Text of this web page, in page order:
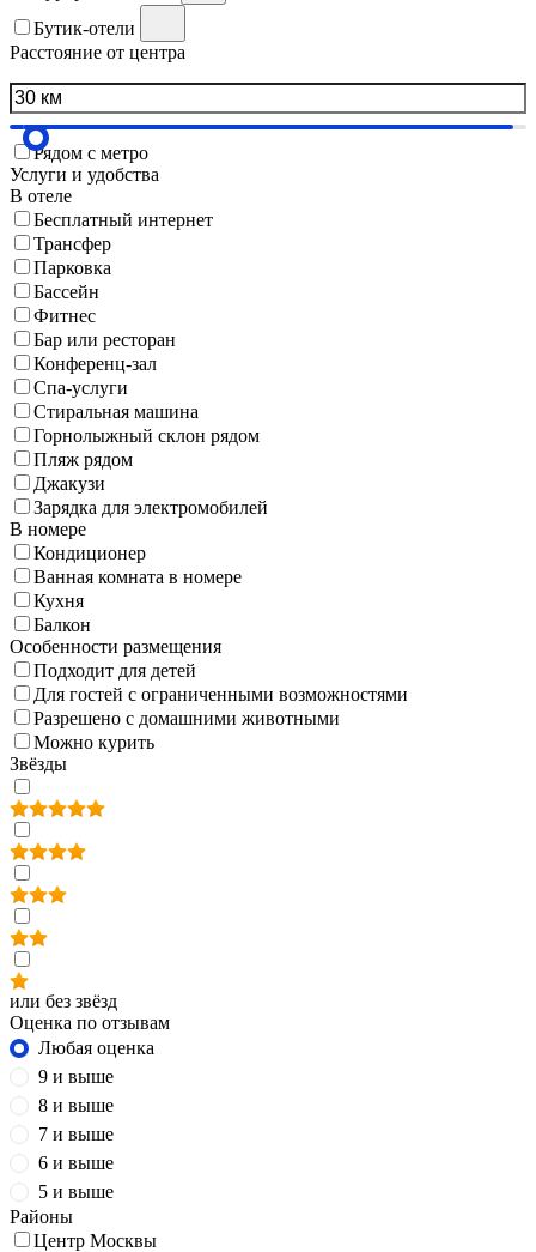
Бутик-отели
Расстояние от центра
Рядом с метро
Услуги и удобства
В отеле
Бесплатный интернет
Трансфер
Парковка
Бассейн
Фитнес
Бар или ресторан
Конференц-зал
Спа-услуги
Стиральная машина
Горнолыжный склон рядом
Пляж рядом
Джакузи
Зарядка для электромобилей
В номере
Кондиционер
Ванная комната в номере
Кухня
Балкон
Особенности размещения
Подходит для детей
Для гостей с ограниченными возможностями
Разрешено с домашними животными
Можно курить
Звёзды
или без звёзд
Оценка по отзывам
Любая оценка
9 и выше
8 и выше
7 и выше
6 и выше
5 и выше
Районы
Центр Москвы